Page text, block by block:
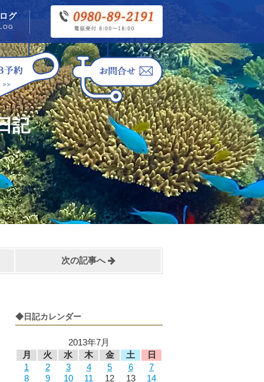
グ
記
次の記事へ
◆日記カレンダー
2013年7月
月
火 水 木 金 土
日
1
2 3 4 5 6
7
8
9 10 11 12 13
14